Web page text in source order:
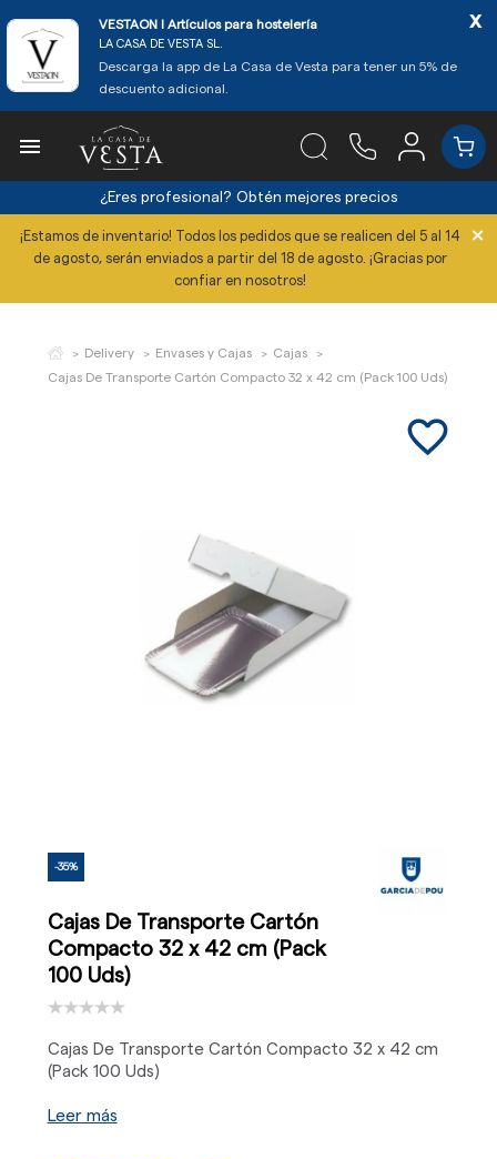
VESTAON l Artículos para hostelería
LA CASA DE VESTA SL.
Descarga la app de La Casa de Vesta para tener un 5% de
descuento adicional.
x

¿Eres profesional? Obtén mejores precios
¡Estamos de inventario! Todos los pedidos que se realicen del 5 al 14
de agosto, serán enviados a partir del 18 de agosto. ¡Gracias por
confiar en nosotros!
×
Delivery Envases y Cajas
Cajas
Cajas De Transporte Cartón Compacto 32 x 42 cm (Pack 100 Uds)
favorite_border
-35%
Cajas De Transporte Cartón
Compacto 32 x 42 cm (Pack
100 Uds)
Cajas De Transporte Cartón Compacto 32 x 42 cm
(Pack 100 Uds)
Leer más